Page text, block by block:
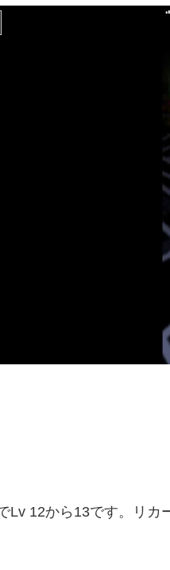
Lv 12から13です。リカ